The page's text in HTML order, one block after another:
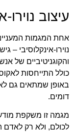
עיצוב נוירו-
אחת המגמות
נוירו-אינקלוסיבי
והקוגניטיביים של
כולל התייחסות
דומים.
מגמה זו משקפת
לכולם, ולא רק לאדם